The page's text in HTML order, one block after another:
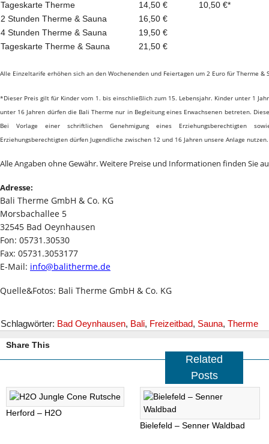
Tageskarte Therme
14,50 €
10,50 €*
2 Stunden Therme & Sauna
16,50 €
4 Stunden Therme & Sauna
19,50 €
Tageskarte Therme & Sauna
21,50 €
Alle Einzeltarife erhöhen sich an den Wochenenden und Feiertagen um 2 Euro für Therme &
*Dieser Preis gilt für Kinder vom 1. bis einschließlich zum 15. Lebensjahr. Kinder unter 1
unter 16 Jahren dürfen die Bali Therme nur in Begleitung eines Erwachsenen betreten.
Bei Vorlage einer schriftlichen Genehmigung eines Erziehungsberechtigten
Erziehungsberechtigten dürfen Jugendliche zwischen 12 und 16 Jahren unsere Anlage nutzen.
Alle Angaben ohne Gewähr. Weitere Preise und Informationen finden Sie
Adresse:
Bali Therme GmbH & Co. KG
Morsbachallee 5
32545 Bad Oeynhausen
Fon: 05731.30530
Fax: 05731.3053177
E-Mail: info@balitherme.de
Quelle&Fotos: Bali Therme GmbH & Co. KG
Schlagwörter: Bad Oeynhausen, Bali, Freizeitbad, Sauna, Therme
Share This
Related
Posts
Herford – H2O
Bielefeld – Senner Waldbad